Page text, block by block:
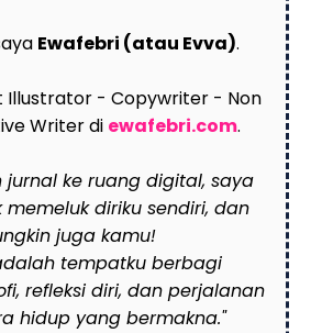
Ewafebri (atau Evva).
Illustrator - Copywriter - Non
Writer di ewafebri.com.
jurnal ke ruang digital, saya
memeluk diriku sendiri, dan
juga kamu!
tempatku berbagi
refleksi diri, dan perjalanan
hidup yang bermakna."